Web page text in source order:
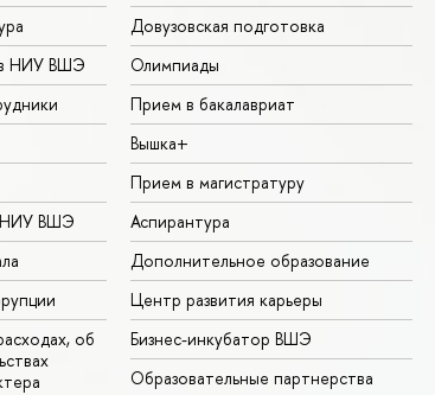
в НИУ ВШЭ
НИУ ВШЭ
об
Довузовская подготовка
Олимпиады
Прием в бакалавриат
Вышка+
Прием в магистратуру
Аспирантура
Дополнительное образование
Центр развития карьеры
Бизнес-инкубатор ВШЭ
Образовательные партнерства